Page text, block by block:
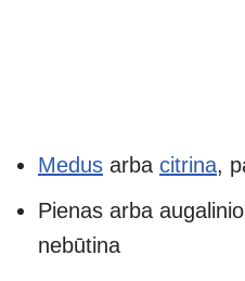
Medus arba citrina,
Pienas arba
nebūtina